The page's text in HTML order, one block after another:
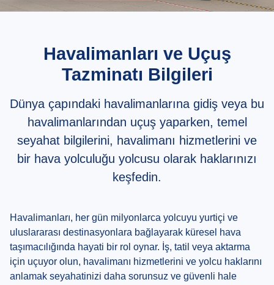
Havalimanları ve Uçuş
Tazminatı Bilgileri
Dünya çapındaki havalimanlarına gidiş veya bu
havalimanlarından uçuş yaparken, temel
seyahat bilgilerini, havalimanı hizmetlerini ve
bir hava yolculuğu yolcusu olarak haklarınızı
keşfedin.
Havalimanları, her gün milyonlarca yolcuyu yurtiçi ve
uluslararası destinasyonlara bağlayarak küresel hava
taşımacılığında hayati bir rol oynar. İş, tatil veya aktarma
için uçuyor olun, havalimanı hizmetlerini ve yolcu haklarını
anlamak seyahatinizi daha sorunsuz ve güvenli hale